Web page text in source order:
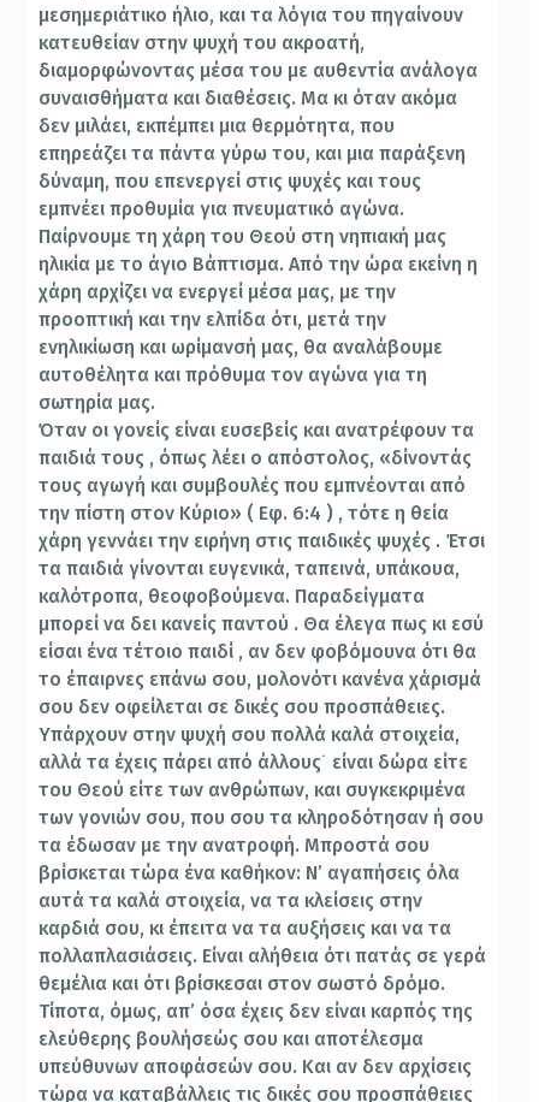
μεσημεριάτικο ήλιο, και τα λόγια του πηγαίνουν
κατευθείαν στην ψυχή του ακροατή,
διαμορφώνοντας μέσα του με αυθεντία ανάλογα
συναισθήματα και διαθέσεις. Μα κι όταν ακόμα
δεν μιλάει, εκπέμπει μια θερμότητα, που
επηρεάζει τα πάντα γύρω του, και μια παράξενη
δύναμη, που επενεργεί στις ψυχές και τους
εμπνέει προθυμία για πνευματικό αγώνα.
Παίρνουμε τη χάρη του Θεού στη νηπιακή μας
ηλικία με το άγιο Βάπτισμα. Από την ώρα εκείνη η
χάρη αρχίζει να ενεργεί μέσα μας, με την
προοπτική και την ελπίδα ότι, μετά την
ενηλικίωση και ωρίμανσή μας, θα αναλάβουμε
αυτοθέλητα και πρόθυμα τον αγώνα για τη
σωτηρία μας.
Όταν οι γονείς είναι ευσεβείς και ανατρέφουν τα
παιδιά τους , όπως λέει ο απόστολος, «δίνοντάς
τους αγωγή και συμβουλές που εμπνέονται από
την πίστη στον Κύριο» ( Εφ. 6:4 ) , τότε η θεία
χάρη γεννάει την ειρήνη στις παιδικές ψυχές . Έτσι
τα παιδιά γίνονται ευγενικά, ταπεινά, υπάκουα,
καλότροπα, θεοφοβούμενα. Παραδείγματα
μπορεί να δει κανείς παντού . Θα έλεγα πως κι εσύ
είσαι ένα τέτοιο παιδί , αν δεν φοβόμουνα ότι θα
το έπαιρνες επάνω σου, μολονότι κανένα χάρισμά
σου δεν οφείλεται σε δικές σου προσπάθειες.
Υπάρχουν στην ψυχή σου πολλά καλά στοιχεία,
αλλά τα έχεις πάρει από άλλους˙ είναι δώρα είτε
του Θεού είτε των ανθρώπων, και συγκεκριμένα
των γονιών σου, που σου τα κληροδότησαν ή σου
τα έδωσαν με την ανατροφή. Μπροστά σου
βρίσκεται τώρα ένα καθήκον: Ν’ αγαπήσεις όλα
αυτά τα καλά στοιχεία, να τα κλείσεις στην
καρδιά σου, κι έπειτα να τα αυξήσεις και να τα
πολλαπλασιάσεις. Είναι αλήθεια ότι πατάς σε γερά
θεμέλια και ότι βρίσκεσαι στον σωστό δρόμο.
Τίποτα, όμως, απ’ όσα έχεις δεν είναι καρπός της
ελεύθερης βουλήσεώς σου και αποτέλεσμα
υπεύθυνων αποφάσεών σου. Και αν δεν αρχίσεις
τώρα να καταβάλλεις τις δικές σου προσπάθειες